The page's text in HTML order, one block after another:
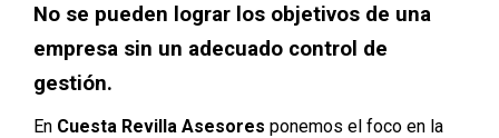
No se pueden lograr los objetivos de una
empresa sin un adecuado control de
gestión.
En Cuesta Revilla Asesores ponemos el foco en la